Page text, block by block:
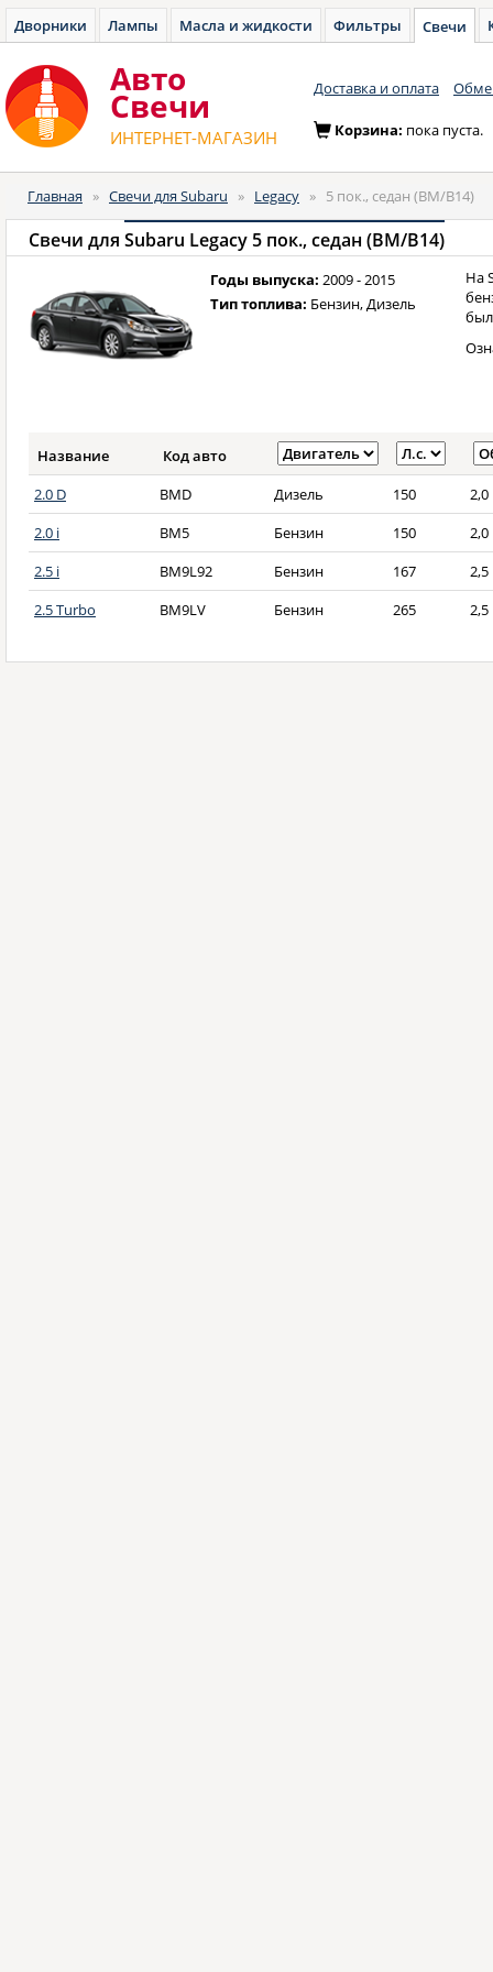
Дворники Лампы Масла и жидкости Фильтры Свечи
Авто
Cвечи
ИНТЕРНЕТ-МАГАЗИН
Доставка и оплата
Корзина: пока пуста.
Главная » Свечи для Subaru » Legacy » 5 пок., седан (BM/B14)
Свечи для Subaru Legacy 5 пок., седан (BM/B14)
Годы выпуска: 2009 - 2015
Тип топлива: Бензин, Дизель
На
Название
Код авто
2.0 D
BMD Дизель 150
2,0
2.0 i
BM5 Бензин 150
2,0
2.5 i
BM9L92 Бензин 167
2,5
2.5 Turbo
BM9LV Бензин 265 2,5